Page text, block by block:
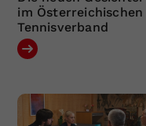
im Österreichischen
Tennisverband